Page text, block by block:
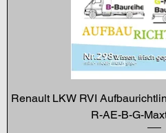
Renault LKW RVI
R-AE-B-G-